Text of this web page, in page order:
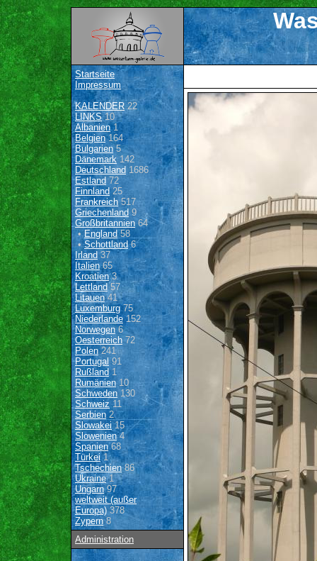
Startseite
Impressum
KALENDER22
LINKS10
Albanien1
Belgien164
Bulgarien 5
Dänemark142
Deutschland 1686
Estland 72
Finnland 25
Frankreich517
Griechenland9
Großbritannien64
• England58
•Schottland6
Irland 37
Italien65
Kroatien3
Lettland57
Litauen41
Luxemburg75
Niederlande152
Norwegen6
Oesterreich 72
Polen241
Portugal 91
Rußland1
Rumänien10
Schweden 130
Schweiz 11
Serbien 2
Slowakei 15
Slowenien4
Spanien68
Türkei 1
Tschechien86
Ukraine1
Ungarn97
weltweit (außer
Europa)378
Zypern8
Administration